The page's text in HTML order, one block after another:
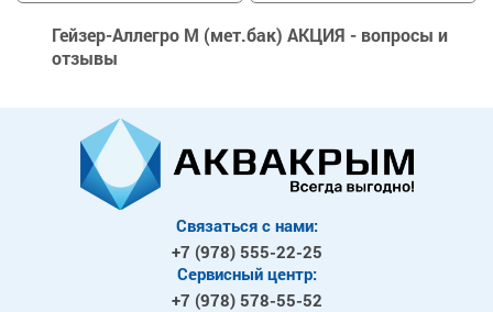
Гейзер-Аллегро М (мет.бак) АКЦИЯ - вопросы и
отзывы
Связаться с нами:
+7 (978) 555-22-25
Сервисный центр:
+7 (978) 578-55-52